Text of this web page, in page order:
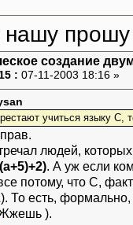
нашу
создание
: 07-11-2003 18:16 »
учиться языку С,
людей,
. А уж если
потому, что С,
То есть,
).